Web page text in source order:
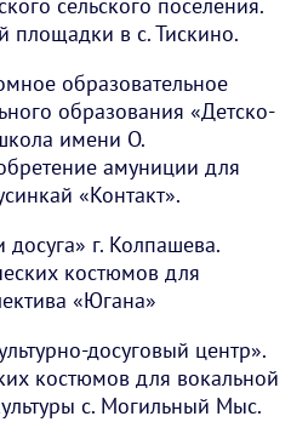
площадки в с. Тискино.
образовательное
образования «Детско-
имени О.
амуниции для
«Контакт».
г. Колпашева.
костюмов для
«Югана»
досуговый центр».
костюмов для вокальной
с. Могильный Мыс.